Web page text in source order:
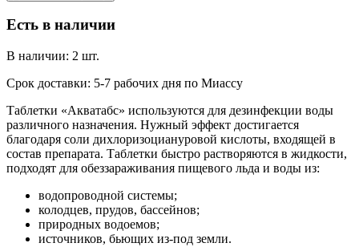
Есть в наличии
В наличии: 2 шт.
Срок доставки: 5-7 рабочих дня по Миассу
Таблетки «Акватабс» используются для дезинфекции воды
различного назначения. Нужный эффект достигается
благодаря соли дихлоризоциануровой кислоты, входящей в
состав препарата. Таблетки быстро растворяются в жидкости,
подходят для обеззараживания пищевого льда и воды из:
водопроводной системы;
колодцев, прудов, бассейнов;
природных водоемов;
источников, бьющих из-под земли.